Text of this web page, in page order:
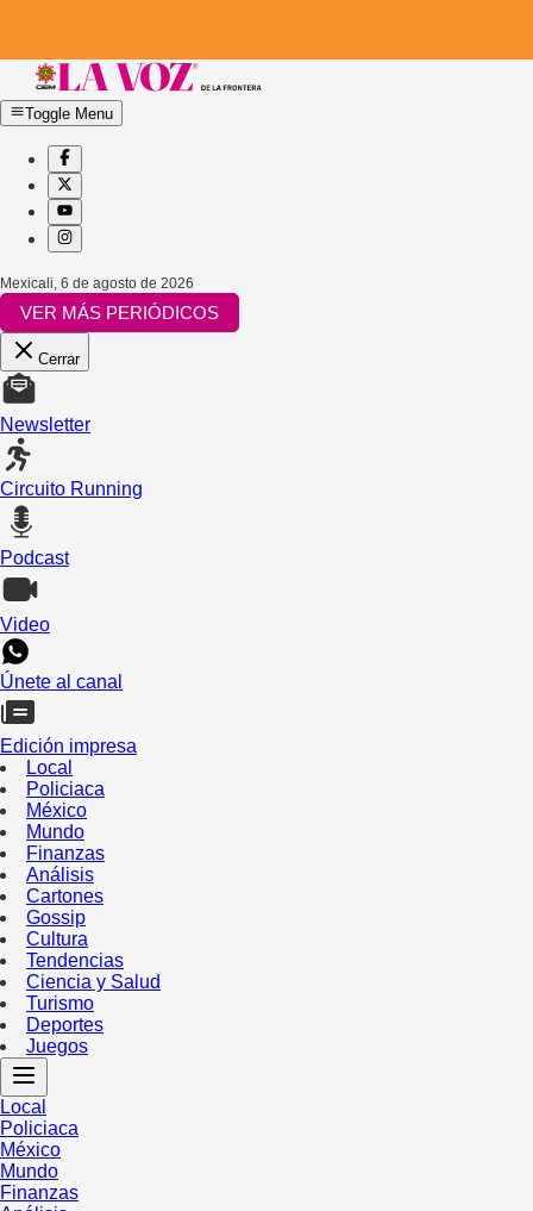
Toggle Menu
Mexicali 6 de agosto de 2026
VER MÁS PERIÓDICOS
Cerrar
Newsletter
Circuito Running
Podcast
Video
Únete al canal
Edición impresa
Local
Policiaca
México
Mundo
Finanzas
Análisis
Cartones
Gossip
Cultura
Tendencias
Ciencia y Salud
Turismo
Deportes
Juegos
Local
Policiaca
México
Mundo
Finanzas